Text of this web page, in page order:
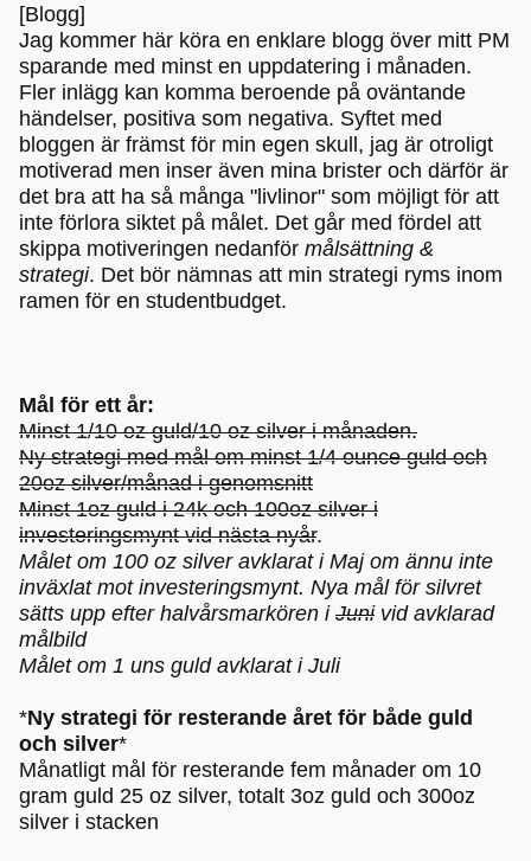
[Blogg]
Jag kommer här köra en enklare blogg över mitt PM
sparande med minst en uppdatering i månaden.
Fler inlägg kan komma beroende på oväntande
händelser, positiva som negativa. Syftet med
bloggen är främst för min egen skull, jag är otroligt
motiverad men inser även mina brister och därför är
det bra att ha så många "livlinor" som möjligt för att
inte förlora siktet på målet. Det går med fördel att
skippa motiveringen nedanför målsättning &
strategi. Det bör nämnas att min strategi ryms inom
ramen för en studentbudget.
Mål för ett år:
Minst 1/10 oz guld/10 oz silver i månaden.
Ny strategi med mål om minst 1/4 ounce guld och
20oz silver/månad i genomsnitt
Minst 1oz guld i 24k och 100oz silver i
investeringsmynt vid nästa nyår.
Målet om 100 oz silver avklarat i Maj om ännu inte
inväxlat mot investeringsmynt. Nya mål för silvret
sätts upp efter halvårsmarkören i Junivid avklarad
målbild
Målet om 1 uns guld avklarat i Juli
*Ny strategi för resterande året för både guld
och silver*
Månatligt mål för resterande fem månader om 10
gram guld 25 oz silver, totalt 3oz guld och 300oz
silver i stacken